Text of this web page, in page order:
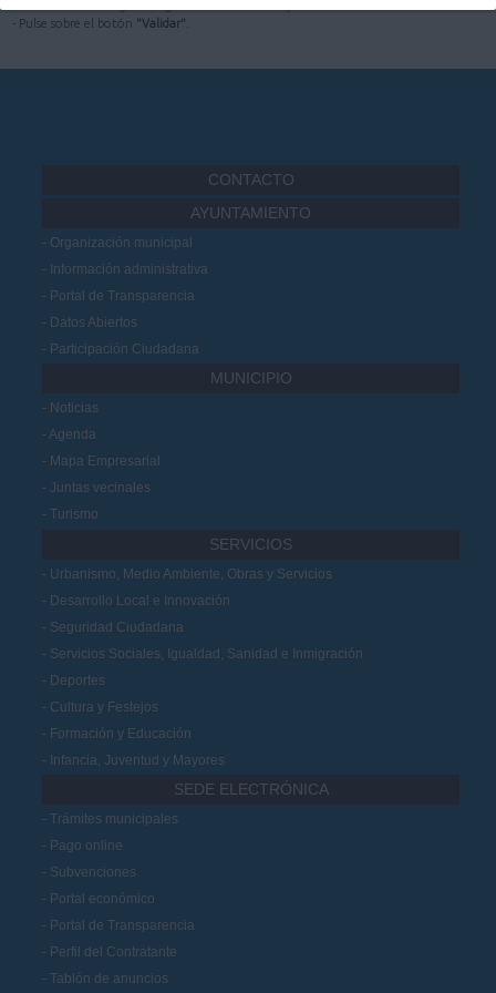
- Pulse sobre el botón "Validar"
CONTACTO
AYUNTAMIENTO
Organización municipal
Información administrativa
Portal de Transparencia
Datos Abiertos
Participación Ciudadana
MUNICIPIO
Noticias
Agenda
Mapa Empresarial
Juntas vecinales
Turismo
SERVICIOS
Urbanismo, Medio Ambiente, Obras y Servicios
Desarrollo Local e Innovación
Seguridad Ciudadana
Servicios Sociales, Igualdad, Sanidad e Inmigración
Deportes
Cultura y Festejos
Formación y Educación
Infancia, Juventud y Mayores
SEDE ELECTRÓNICA
Trámites municipales
Pago online
Subvenciones
Portal económico
Portal de Transparencia
Perfil del Contratante
Tablón de anuncios